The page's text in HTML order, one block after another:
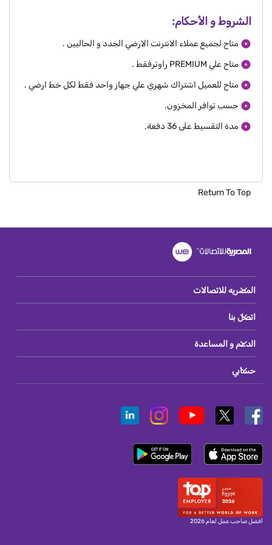
الشروط و الأحكام:
متاح لجميع عملاء الانترنت الارضي الجدد و الحاليين .
متاح علي PREMIUM راوترفقط .
متاح للعميل اشتراك شهري علي جهاز واحد فقط لكل خط ارضي .
حسب توافر المخزون.
مدة التقسيط على 36 دفعة.
Return To Top
المصريه للاتصالات
اتصل بنا
الدعم و المساعدة
حسابي
أفضل صاحب عمل لعام 2026